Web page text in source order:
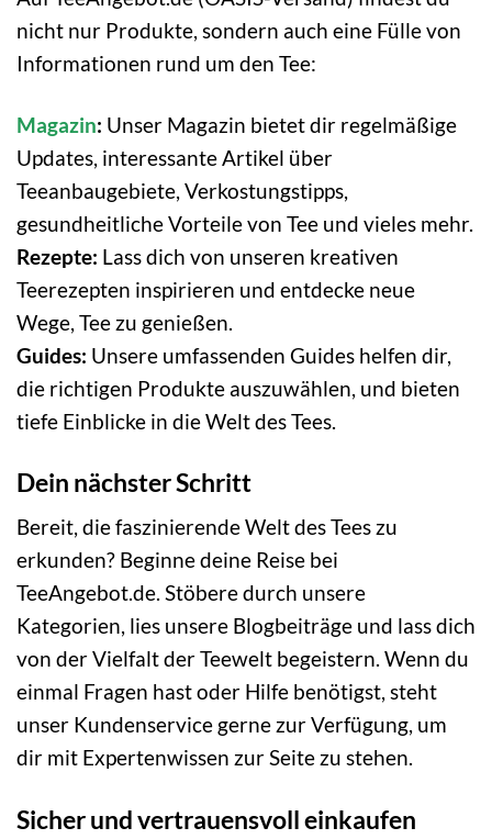
nicht nur Produkte, sondern auch eine Fülle von
Informationen rund um den Tee:
Magazin: Unser Magazin bietet dir regelmäßige
Updates, interessante Artikel über
Teeanbaugebiete, Verkostungstipps,
gesundheitliche Vorteile von Tee und vieles mehr.
Rezepte: Lass dich von unseren kreativen
Teerezepten inspirieren und entdecke neue
Wege, Tee zu genießen.
Guides: Unsere umfassenden Guides helfen dir,
die richtigen Produkte auszuwählen, und bieten
tiefe Einblicke in die Welt des Tees.
Dein nächster Schritt
Bereit, die faszinierende Welt des Tees zu
erkunden? Beginne deine Reise bei
TeeAngebot.de. Stöbere durch unsere
Kategorien, lies unsere Blogbeiträge und lass dich
von der Vielfalt der Teewelt begeistern. Wenn du
einmal Fragen hast oder Hilfe benötigst, steht
unser Kundenservice gerne zur Verfügung, um
dir mit Expertenwissen zur Seite zu stehen.
Sicher und vertrauensvoll einkaufen